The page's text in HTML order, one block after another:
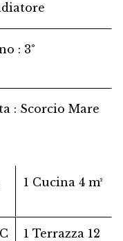
3°
Scorcio Mare
1 Cucina4 m²
1 Terrazza 12